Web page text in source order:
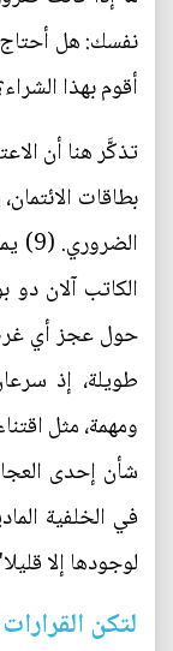
نفسك: هل أحتاج
أقوم بهذا
تذكَّر هنا أن
بطاقات
الكاتب آلان دو
حول عجز أي
طويلة، إذ
ومهمة، مثل
شأن إحدى
في الخلفية
لوجودها إلا
لتكن